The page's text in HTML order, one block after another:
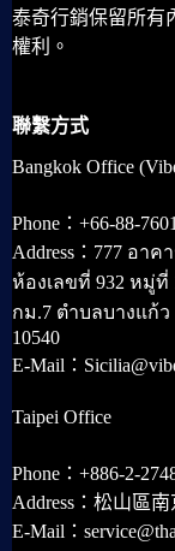
泰奇行銷保留所有
權利。
聯繫方式
Bangkok Office
Phone：+66-88-
Address：777 อา
ห้องเลขที่ 932 หมู่
กม.7 ตำบลบางแก้
10540
E-Mail：
Taipei Office
Phone：+886-2-
Address：松山區
E-Mail：